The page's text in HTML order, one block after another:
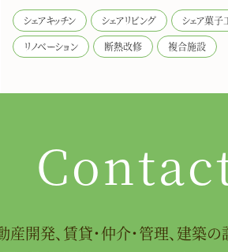
シェアキッチン シェアリビング
シェア菓子
リノベーション
断熱改修 複合施設
産開発、賃貸・仲介・管理、建築の